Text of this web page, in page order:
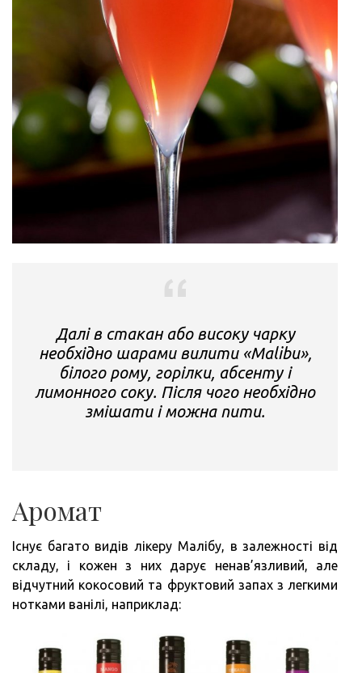
Далі в стакан або високу чарку
необхідно шарами вилити «Malibu»,
білого рому, горілки, абсенту і
лимонного соку. Після чого необхідно
змішати і можна пити.
Аромат
Існує багато видів лікеру Малібу, в залежності від
складу, і кожен з них дарує ненав’язливий, але
відчутний кокосовий та фруктовий запах з легкими
нотками ванілі, наприклад: